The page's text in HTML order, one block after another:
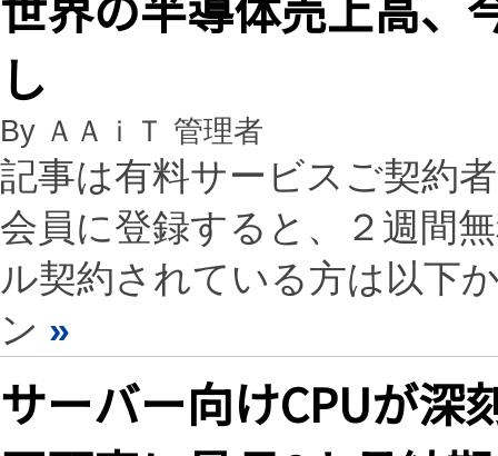
し
By ＡＡｉＴ 管理者
記事は有料サービスご契約
会員に登録すると、２週間
ル契約されている方は以下
ン »
サーバー向けCPUが